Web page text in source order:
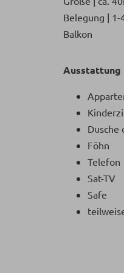
Belegung | 1-
Balkon
Ausstattung
Dusche
Föhn
Telefon
Sat-TV
Safe